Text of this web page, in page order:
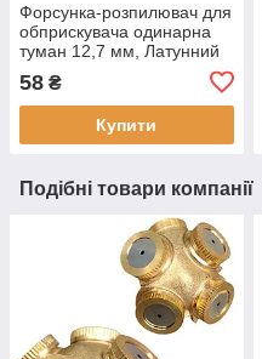
Форсунка-розпилювач для
обприскувача одинарна
туман 12,7 мм, Латунний
обприскувача
58 ₴
Купити
Подібні товари компанії